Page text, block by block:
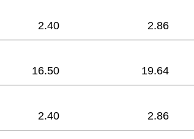
2.40 2.86
16.50 19.64
2.40 2.86